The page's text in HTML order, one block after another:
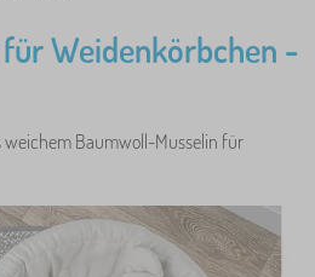
Weidenkörbchen -
Baumwoll-Musselin für